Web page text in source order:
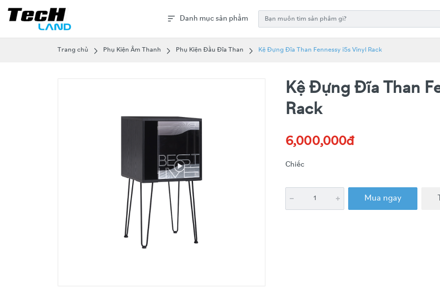
Danh mục sản phẩm
Trang chủ Phụ Kiện Âm Thanh Phụ Kiện Đầu Đĩa Than Kệ Đựng Đĩa Than Fennessy i5s Vinyl Rack
Kệ Đựng Đĩa Than
Rack
6,000,000đ
Chiếc
Mua ngay